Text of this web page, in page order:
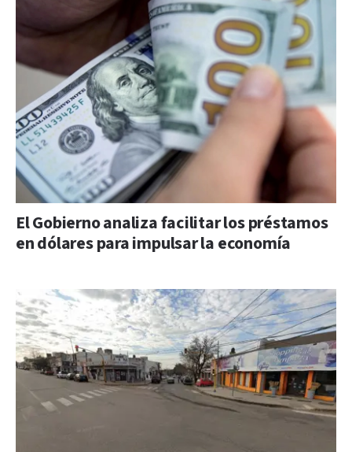
El Gobierno analiza facilitar los préstamos
en dólares para impulsar la economía